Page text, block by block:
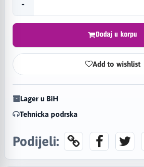
-
Dodaj u korpu
Add to wishlist
Lager u BiH
Tehnicka podrska
Podijeli: